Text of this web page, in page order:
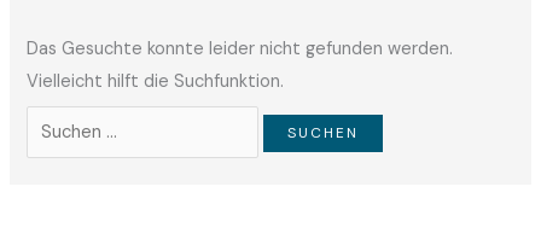
Das Gesuchte konnte leider nicht gefunden werden.
Vielleicht hilft die Suchfunktion.